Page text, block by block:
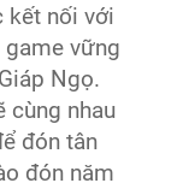
kết nối với
vững
Ngọ.
cùng nhau
đón tân
đón năm